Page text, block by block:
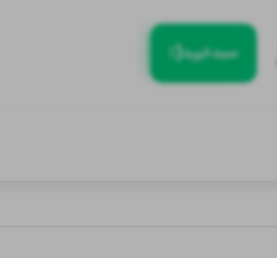
سبد‌خرید(: